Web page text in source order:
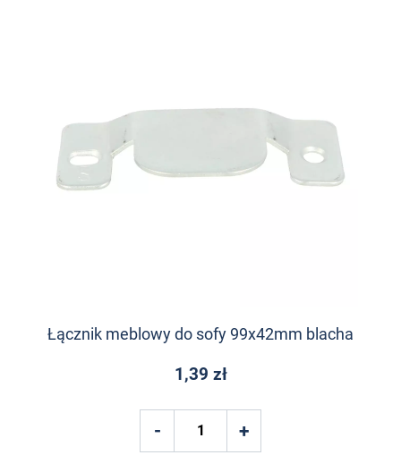
Łącznik meblowy do sofy 99x42mm blacha
1,39 zł